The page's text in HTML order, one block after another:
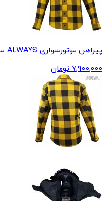
پیراهن موتورسواری ALWAYS مدل 500 YELLOW
7,900,000 تومان